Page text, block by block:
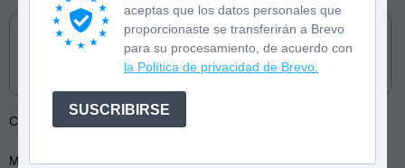
aceptas que los datos personales que
proporcionaste se transferirán a Brevo
para su procesamiento, de acuerdo con
la Política de privacidad de Brevo.
SUSCRIBIRSE
Cómpralo en
Colección:
Más de: Juan Muñoz Martín